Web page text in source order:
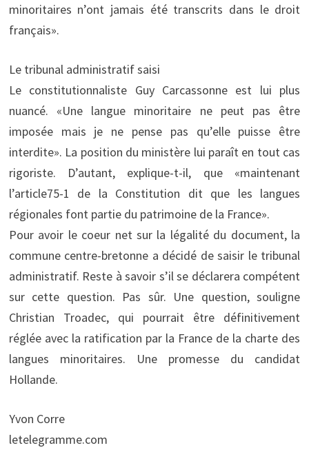
minoritaires n’ont jamais été transcrits dans le droit
français».
Le tribunal administratif saisi
Le constitutionnaliste Guy Carcassonne est lui plus
nuancé. «Une langue minoritaire ne peut pas être
imposée mais je ne pense pas qu’elle puisse être
interdite». La po­sition du ministère lui paraît en tout cas
­rigoriste. D’autant, explique-t-il, que «maintenant
l’article75-1 de la Constitution dit que les langues
régionales font partie du patrimoine de la France».
Pour avoir le coeur net sur la légalité du document, la
commune centre-bretonne a décidé de saisir le tribunal
administratif. Reste à savoir s’il se déclarera compétent
sur cette question. Pas sûr. Une question, souligne
Christian Troadec, qui pourrait être définitivement
réglée avec la ratification par la France de la charte des
langues minoritaires. Une promesse du candidat
Hollande.
Yvon Corre
letelegramme.com